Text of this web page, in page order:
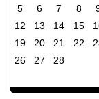
5
6 7 8
12
13 14 15
19
20 21 22
26
27 28